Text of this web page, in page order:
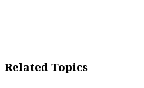
Related Topics